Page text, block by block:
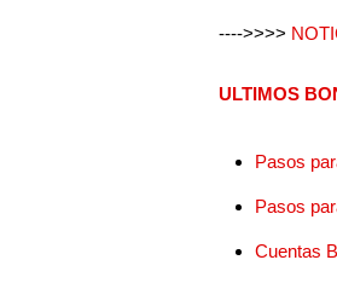
---->>>>
ULTIMOS
Pasos
Pasos
Cuentas